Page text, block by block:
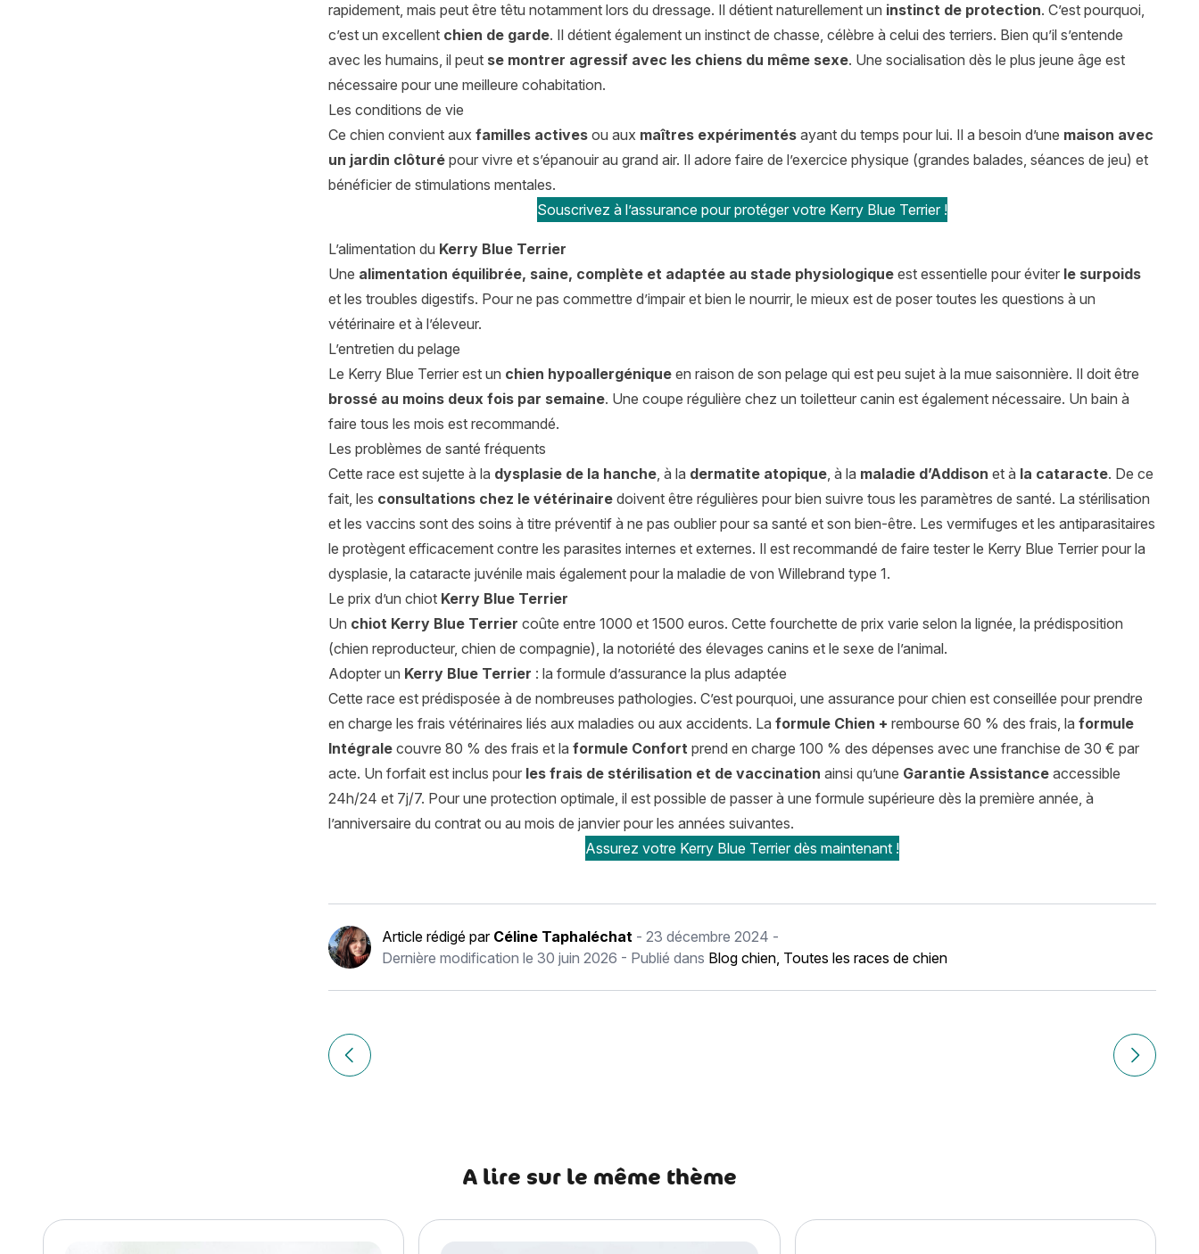
rapidement, mais peut être têtu notamment lors du dressage. Il détient naturellement un instinct de protection. C’est pourquoi,
c’est un excellent chien de garde. Il détient également un instinct de chasse, célèbre à celui des terriers. Bien qu’il s’entende
avec les humains, il peut se montrer agressif avec les chiens du même sexe. Une socialisation dès le plus jeune âge est
nécessaire pour une meilleure cohabitation.
Les conditions de vie
Ce chien convient aux familles actives ou aux maîtres expérimentés ayant du temps pour lui. Il a besoin d’une maison avec
un jardin clôturé pour vivre et s’épanouir au grand air. Il adore faire de l’exercice physique (grandes balades, séances de jeu) et
bénéficier de stimulations mentales.
Souscrivez à l’assurance pour protéger votre Kerry Blue Terrier !
L’alimentation du Kerry Blue Terrier
Une alimentation équilibrée, saine, complète et adaptée au stade physiologique est essentielle pour éviter le surpoids
et les troubles digestifs. Pour ne pas commettre d’impair et bien le nourrir, le mieux est de poser toutes les questions à un
vétérinaire et à l’éleveur.
L’entretien du pelage
Le Kerry Blue Terrier est un chien hypoallergénique en raison de son pelage qui est peu sujet à la mue saisonnière. Il doit être
brossé au moins deux fois par semaine. Une coupe régulière chez un toiletteur canin est également nécessaire. Un bain à
faire tous les mois est recommandé.
Les problèmes de santé fréquents
Cette race est sujette à la dysplasie de la hanche, à la dermatite atopique, à la maladie d’Addison et à la cataracte. De ce
fait, les consultations chez le vétérinaire doivent être régulières pour bien suivre tous les paramètres de santé. La stérilisation
et les vaccins sont des soins à titre préventif à ne pas oublier pour sa santé et son bien-être. Les vermifuges et les antiparasitaires
le protègent efficacement contre les parasites internes et externes. Il est recommandé de faire tester le Kerry Blue Terrier pour la
dysplasie, la cataracte juvénile mais également pour la maladie de von Willebrand type 1.
Le prix d’un chiot Kerry Blue Terrier
Un chiot Kerry Blue Terrier coûte entre 1000 et 1500 euros. Cette fourchette de prix varie selon la lignée, la prédisposition
(chien reproducteur, chien de compagnie), la notoriété des élevages canins et le sexe de l’animal.
Adopter un Kerry Blue Terrier : la formule d’assurance la plus adaptée
Cette race est prédisposée à de nombreuses pathologies. C’est pourquoi, une assurance pour chien est conseillée pour prendre
en charge les frais vétérinaires liés aux maladies ou aux accidents. La formule Chien + rembourse 60 % des frais, la formule
Intégrale couvre 80 % des frais et la formule Confort prend en charge 100 % des dépenses avec une franchise de 30 € par
acte. Un forfait est inclus pour les frais de stérilisation et de vaccination ainsi qu’une Garantie Assistance accessible
24h/24 et 7j/7. Pour une protection optimale, il est possible de passer à une formule supérieure dès la première année, à
l’anniversaire du contrat ou au mois de janvier pour les années suivantes.
Assurez votre Kerry Blue Terrier dès maintenant !
Article rédigé par Céline Taphaléchat - 23 décembre 2024 -
Dernière modification le 30 juin 2026 - Publié dans Blog chien, Toutes les races de chien
Navigation
de
Article précédent Aoûtats chez le chat : symptômes et traitements Article
A lire sur le même thème